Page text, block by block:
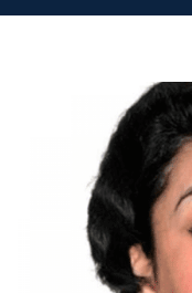
Преподавателям
Партнерам
НИОКР